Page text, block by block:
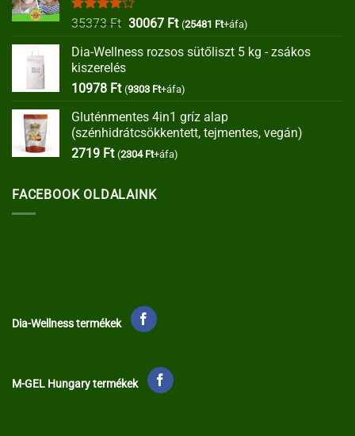
Értékelés:
35373Ft Original
was:
30067 FtCurrent
is:
(25481 Ft+áfa)
Dia-Wellness rozsos sütőliszt 5 kg - zsákos
kiszerelés
10978 Ft (9303 Ft+áfa)
Gluténmentes 4in1 gríz alap
(szénhidrátcsökkentett, tejmentes, vegán)
2719 Ft (2304 Ft+áfa)
FACEBOOK OLDALAINK
Dia-Wellness termékek
M-GEL Hungary termékek